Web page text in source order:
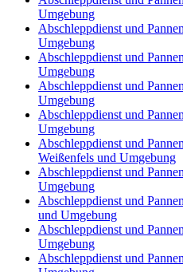
Umgebung
Abschleppdienst und
Umgebung
Abschleppdienst und
Umgebung
Abschleppdienst und
Umgebung
Abschleppdienst und
Umgebung
Abschleppdienst und
Weißenfels und Umgebung
Abschleppdienst und
Umgebung
Abschleppdienst und
und Umgebung
Abschleppdienst und
Umgebung
Abschleppdienst und